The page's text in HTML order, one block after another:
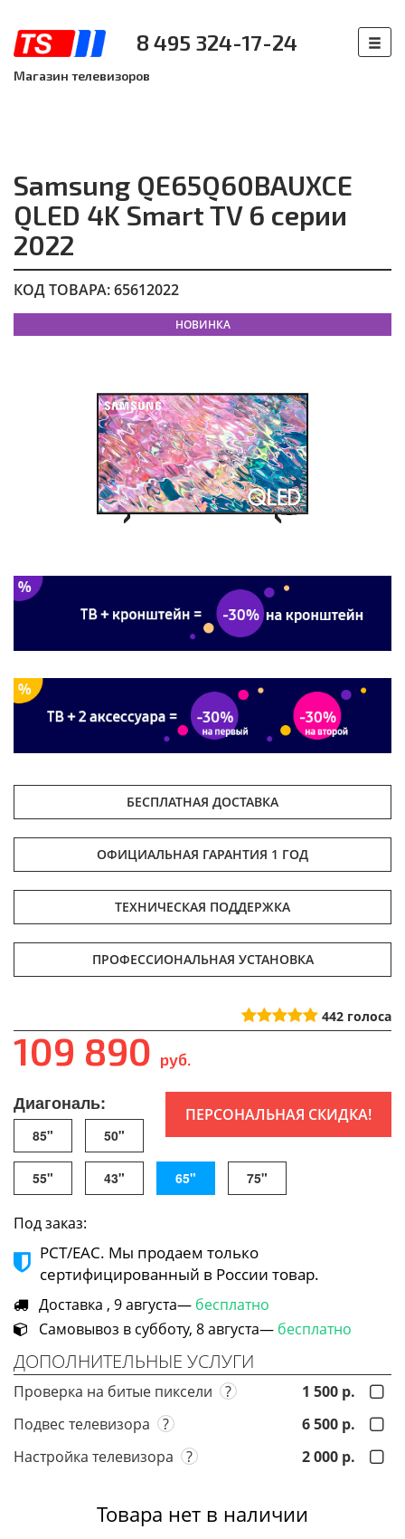
8 495 324-17-24
Магазин телевизоров
Samsung QE65Q60BAUXCE
QLED 4K Smart TV 6 серии
2022
КОД ТОВАРА: 65612022
НОВИНКА
БЕСПЛАТНАЯ ДОСТАВКА
ОФИЦИАЛЬНАЯ ГАРАНТИЯ 1 ГОД
ТЕХНИЧЕСКАЯ ПОДДЕРЖКА
ПРОФЕССИОНАЛЬНАЯ УСТАНОВКА
442 голоса
109 890 руб.
ПЕРСОНАЛЬНАЯ СКИДКА!
Диагональ:
85" 50"
55" 43" 65" 75"
Под заказ:
РСТ/ЕАС. Мы продаем только
сертифицированный в России товар.
Доставка , 9 августа— бесплатно
Самовывоз в субботу, 8 августа— бесплатно
ДОПОЛНИТЕЛЬНЫЕ УСЛУГИ
Проверка на битые пиксели ?
1 500 р.
Подвес телевизора
?
6 500 р.
Настройка телевизора
? 2 000 р.
Товара нет в наличии